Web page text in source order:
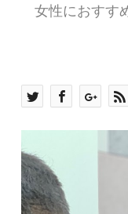
女性におすす